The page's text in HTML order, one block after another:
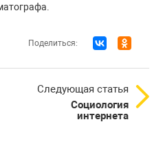
Поделиться:
Следующая статья
Социология
интернета